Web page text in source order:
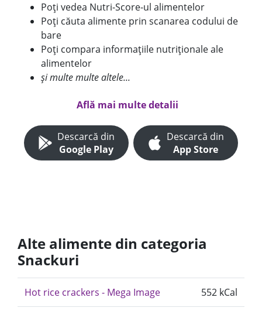
Poți vedea Nutri-Score-ul alimentelor
Poți căuta alimente prin scanarea codului de
bare
Poți compara informațiile nutriționale ale
alimentelor
și multe multe altele...
Află mai multe detalii
Descarcă din
Google Play
Descarcă din
App Store
Alte alimente din categoria
Snackuri
Hot rice crackers - Mega Image 552 kCal